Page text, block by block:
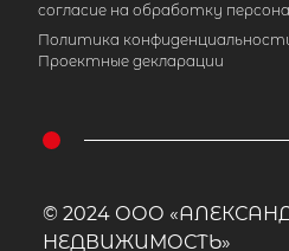
согласие на обработку
Политика
Проектные декларации
© 2024 ООО
НЕДВИЖИМОСТЬ»